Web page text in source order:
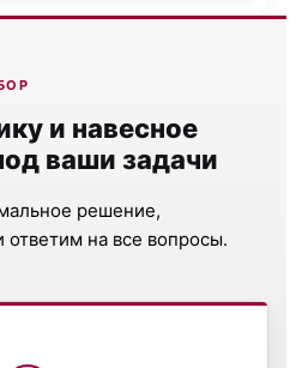
и навесное
ваши задачи
решение,
ответим на все вопросы.